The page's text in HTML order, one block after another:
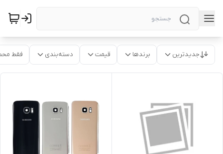
جدیدترین برندها قیمت دسته‌بندی فقط